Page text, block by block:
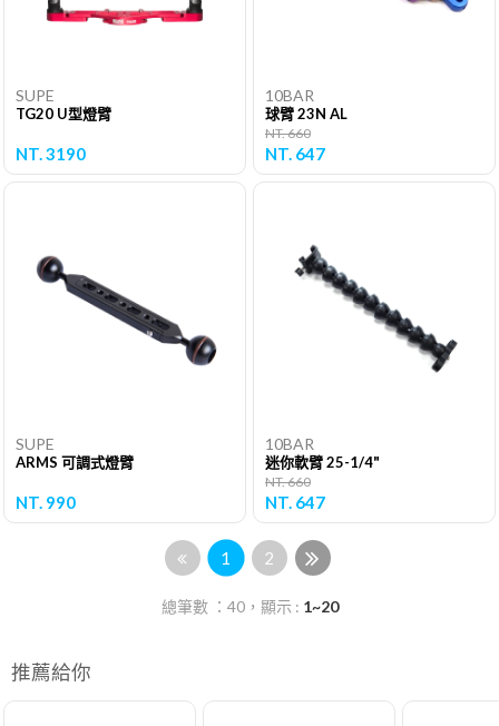
SUPE
TG20 U型燈臂
NT. 3190
10BAR
球臂 23N AL
NT. 660
NT. 647
SUPE
ARMS 可調式燈臂
NT. 990
10BAR
迷你軟臂 25-1/4"
NT. 660
NT. 647
1 2
總筆數 ：40，顯示 : 1~20
推薦給你